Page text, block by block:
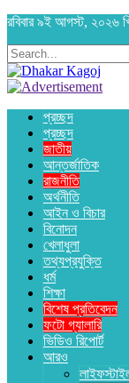
রবিবার ৯ই আগস্ট, ২০২৬
প্রচ্ছদ
প্রচ্ছদ
জাতীয়
আন্তর্জাতিক
রাজনীতি
অর্থনীতি
আইন ও বিচার
বিনোদন
খেলাধুলা
তথ্যপ্রযুক্তি
ধর্ম
শিক্ষা
বিশেষ প্রতিবেদন
ফটো গ্যালারি
ভিডিও রিপোর্ট
আরও